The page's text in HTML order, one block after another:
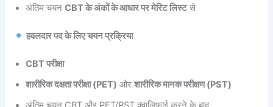
अंतिम चयनCBT के अंकों के आधार पर मेरिट लिस्टसे
हवलदार पद के लिए चयन प्रक्रिया
CBT परीक्षा
शारीरिक दक्षता परीक्षा (PET) औरशारीरिक मानक परीक्षण (PST)